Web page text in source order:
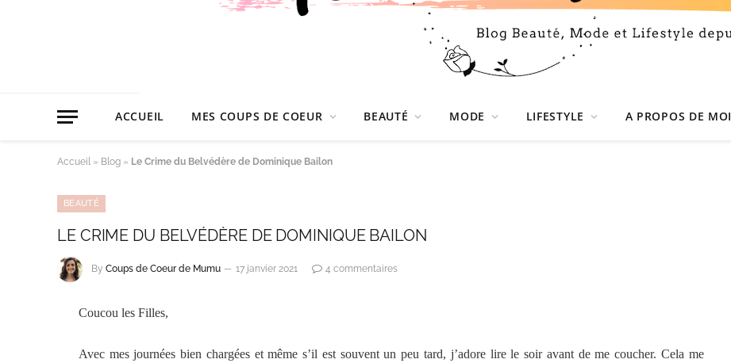
ACCUEIL MES COUPS DE COEUR BEAUTÉ MODE LIFESTYLE A PROPOS DE MOI
Accueil » Blog » Le Crime du Belvédère de Dominique Bailon
BEAUTÉ
LE CRIME DU BELVÉDÈRE DE DOMINIQUE BAILON
By Coups de Coeur de Mumu 17 janvier 2021 4 commentaires
Coucou les Filles,
Avec mes journées bien chargées et même s’il est souvent un peu tard, j’adore lire le soir avant de me coucher. Cela me